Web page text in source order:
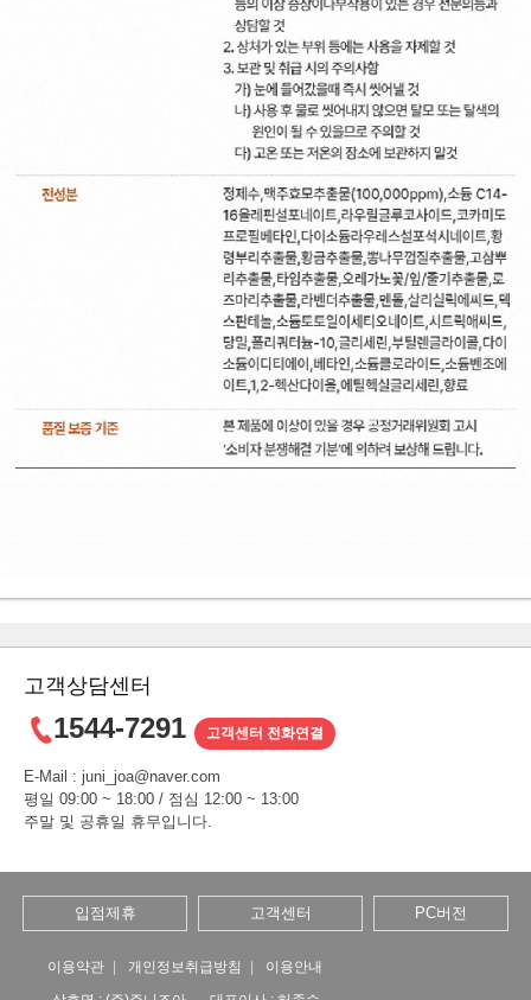
고객상담센터
1544-7291 고객센터 전화연결
E-Mail : juni_joa@naver.com
평일 09:00 ~ 18:00 / 점심 12:00 ~ 13:00
주말 및 공휴일 휴무입니다.
입점제휴 고객센터 PC버전
이용약관 개인정보취급방침
이용안내